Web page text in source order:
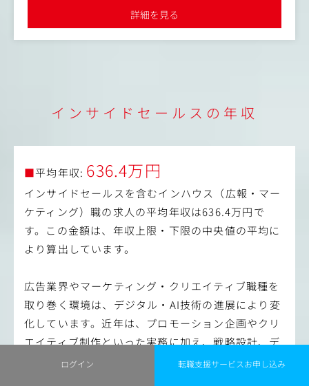
ログイン 転職支援サービスお申し込み
カスタマーサクセス内のチーム配属はスキルやご経験に合
わせて、配属を検討させていただきます。Helpfeelをご利
が、月に数度お客様先への出張対応が発生する可能性がご
・Google Analytics
・G Suite
・Slack
・Helpfeel Cosense
・Helpfeel
・Gyazo
■関連記事
インタビュー記事
https://note.helpfeel.com/n/ndfe6c44ab2ab
・カスタマーサクセスメンバー インタビュー記事
https://note.helpfeel.com/m/m9e08d60df8fd
業務変更の範囲：無し
スや生活スタイルに合わせた就業を可能にしています
詳細を見る
インサイドセールスの年収
■平均年収: 636.4万円
インサイドセールスを含むインハウス（広報・マー
ケティング）職の求人の平均年収は636.4万円で
す。この金額は、年収上限・下限の中央値の平均に
より算出しています。
広告業界やマーケティング・クリエイティブ職種を
取り巻く環境は、デジタル・AI技術の進展により変
化しています。近年は、プロモーション企画やクリ
エイティブ制作といった実務に加え、戦略設計、デ
ータ分析、顧客体験（CX）の設計など、より上流工